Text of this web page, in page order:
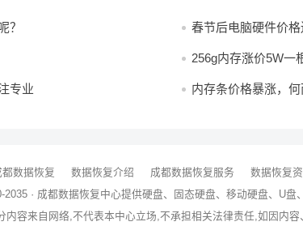
？ 春节后电脑硬件价格
256g内存涨价5W一
专业 内存条价格暴涨，何
都数据恢复 数据恢复介绍 成都数据恢复服务 数据恢复
· 成都数据恢复中心提供硬盘、固态硬盘、移动硬盘、U盘
内容来自网络,不代表本中心立场,不承担相关法律责任,如因内